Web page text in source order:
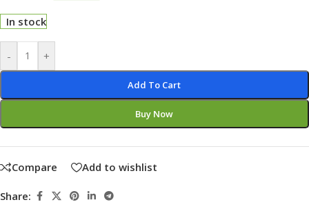
In stock
- +
Add To Cart
Buy Now
Alternative:
Compare Add to wishlist
Share: